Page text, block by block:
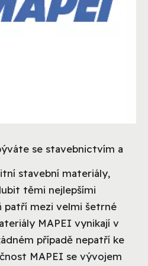
se stavebnictvím a
stavební materiály,
těmi nejlepšími
patří mezi velmi šetrné
MAPEI vynikají v
případě nepatří ke
MAPEI se vývojem